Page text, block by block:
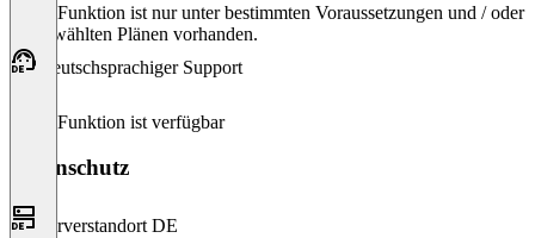
Diese Funktion ist nur unter bestimmten Voraussetzungen und / oder
ausgewählten Plänen vorhanden.
Deutschsprachiger Support
Diese Funktion ist verfügbar
Datenschutz
Serverstandort DE